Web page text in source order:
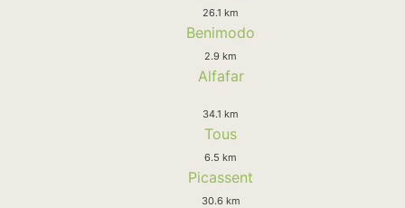
26.1 km
Benimodo
2.9 km
Alfafar
34.1 km
Tous
6.5 km
Picassent
30.6 km